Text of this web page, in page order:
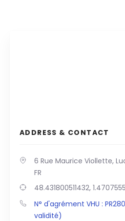
ADDRESS & CONTACT
6 Rue Maurice Viollette,
FR
48.431800511432,
N° d'agrément VHU :
validité)